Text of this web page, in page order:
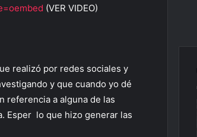
(VER VIDEO)
realizó por redes sociales y
y que cuando yo dé
referencia a alguna de las
Esper lo que hizo generar las